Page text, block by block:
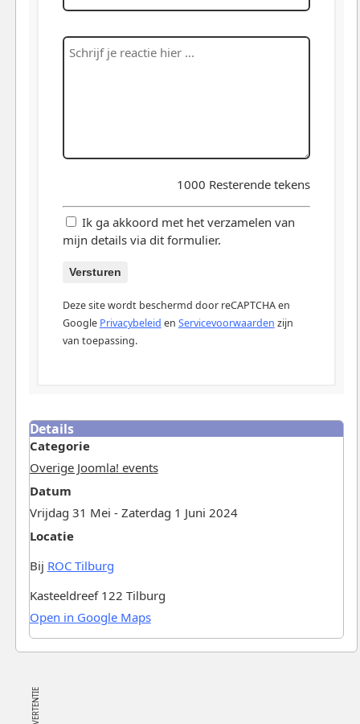
1000 Resterende tekens
Ik ga akkoord met het verzamelen van
mijn details via dit formulier.
Versturen
Deze site wordt beschermd door reCAPTCHA en
Google Privacybeleid en Servicevoorwaarden zijn
van toepassing.
Details
Categorie
Overige Joomla! events
Datum
Vrijdag 31 Mei - Zaterdag 1 Juni 2024
Locatie
Bij ROC Tilburg
Kasteeldreef 122 Tilburg
Open in Google Maps